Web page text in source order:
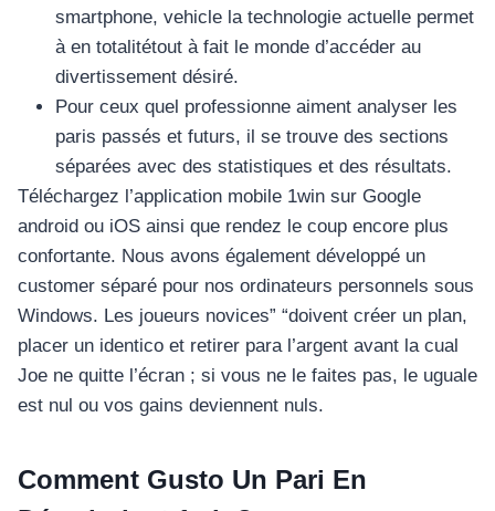
smartphone, vehicle la technologie actuelle permet
à en totalitétout à fait le monde d’accéder au
divertissement désiré.
Pour ceux quel professionne aiment analyser les
paris passés et futurs, il se trouve des sections
séparées avec des statistiques et des résultats.
Téléchargez l’application mobile 1win sur Google
android ou iOS ainsi que rendez le coup encore plus
confortante. Nous avons également développé un
customer séparé pour nos ordinateurs personnels sous
Windows. Les joueurs novices” “doivent créer un plan,
placer un identico et retirer para l’argent avant la cual
Joe ne quitte l’écran ; si vous ne le faites pas, le uguale
est nul ou vos gains deviennent nuls.
Comment Gusto Un Pari En